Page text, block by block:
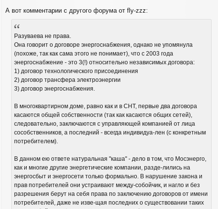
А вот комментарии с другого форума от fly-zzz:
Разуваева не права.
Она говорит о договоре энергоснабжения, однако не упомянула
(похоже, так как сама этого не понимает), что с 2003 года
энергоснабжение - это 3(!) относительно независимых договора:
1) договор технологического присоединения
2) договор трансфера электроэнергии
3) договор энергоснабжения.
В многоквартирном доме, равно как и в СНТ, первые два договора
касаются общей собственности (так как касаются общих сетей),
следовательно, заключаются с управляющей компанией от лица
сособственников, а последний - всегда индивидуа-лен (с конкретным
потребителем).
В данном ею ответе натуральная "каша" - дело в том, что Мосэнерго,
как и многие другие энергетические компании, разде-лились на
энергосбыт и энергосети только формально. В нарушение закона и
прав потребителей они устраивают между-собойчик, и нагло и без
разрешения берут на себя права по заключению договоров от имени
потребителей, даже не изве-щая последних о существовании таких